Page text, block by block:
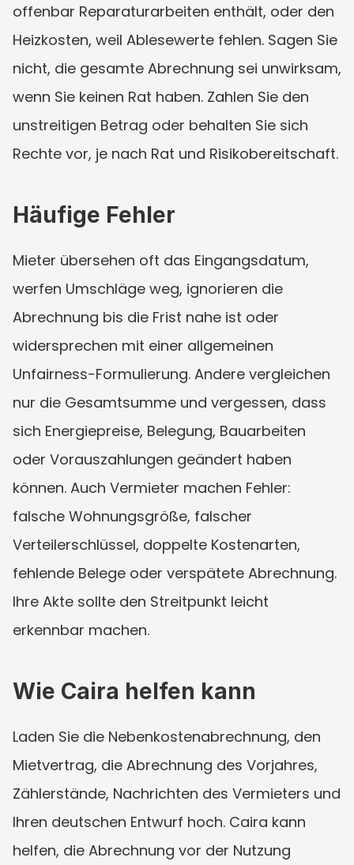
offenbar Reparaturarbeiten enthält, oder den
Heizkosten, weil Ablesewerte fehlen. Sagen Sie
nicht, die gesamte Abrechnung sei unwirksam,
wenn Sie keinen Rat haben. Zahlen Sie den
unstreitigen Betrag oder behalten Sie sich
Rechte vor, je nach Rat und Risikobereitschaft.
Häufige Fehler
Mieter übersehen oft das Eingangsdatum,
werfen Umschläge weg, ignorieren die
Abrechnung bis die Frist nahe ist oder
widersprechen mit einer allgemeinen
Unfairness-Formulierung. Andere vergleichen
nur die Gesamtsumme und vergessen, dass
sich Energiepreise, Belegung, Bauarbeiten
oder Vorauszahlungen geändert haben
können. Auch Vermieter machen Fehler:
falsche Wohnungsgröße, falscher
Verteilerschlüssel, doppelte Kostenarten,
fehlende Belege oder verspätete Abrechnung.
Ihre Akte sollte den Streitpunkt leicht
erkennbar machen.
Wie Caira helfen kann
Laden Sie die Nebenkostenabrechnung, den
Mietvertrag, die Abrechnung des Vorjahres,
Zählerstände, Nachrichten des Vermieters und
Ihren deutschen Entwurf hoch. Caira kann
helfen, die Abrechnung vor der Nutzung